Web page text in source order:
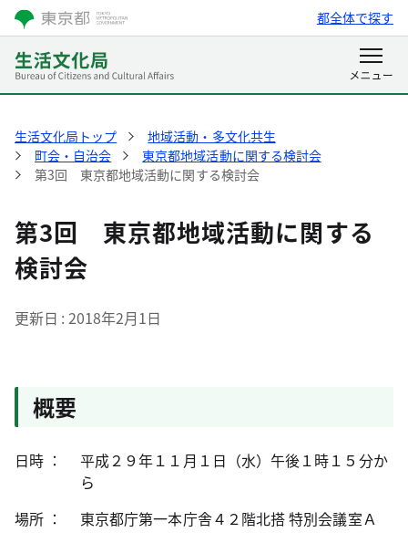
都全体で探す
生活文化局トップ
地域活動・多文化共生
町会・自治会
東京都地域活動に関する検討会
第3回 東京都地域活動に関する検討会
第3回 東京都地域活動に関する
検討会
更新日 2018年2月1日
概要
日時 ：
平成２９年１１月１日（水）午後１時１５分か
ら
場所 ：
東京都庁第一本庁舎４２階北搭 特別会議室Ａ